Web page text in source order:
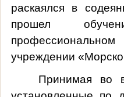
раскаялся в
прошел
учреждении
Принимая во